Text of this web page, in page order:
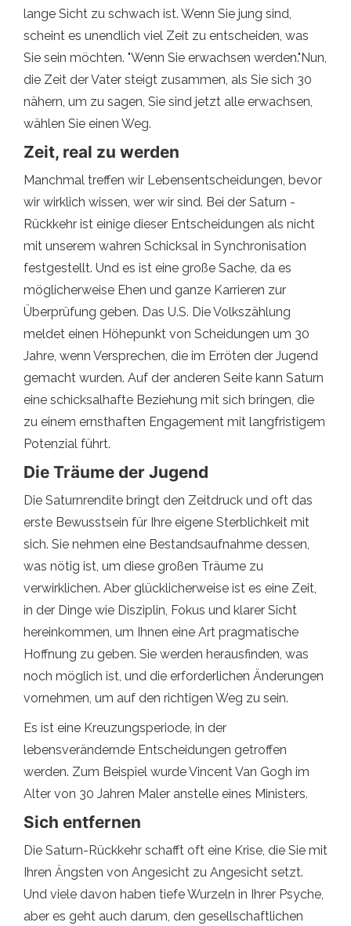
lange Sicht zu schwach ist. Wenn Sie jung sind,
scheint es unendlich viel Zeit zu entscheiden, was
Sie sein möchten. "Wenn Sie erwachsen werden."Nun,
die Zeit der Vater steigt zusammen, als Sie sich 30
nähern, um zu sagen, Sie sind jetzt alle erwachsen,
wählen Sie einen Weg.
Zeit, real zu werden
Manchmal treffen wir Lebensentscheidungen, bevor
wir wirklich wissen, wer wir sind. Bei der Saturn -
Rückkehr ist einige dieser Entscheidungen als nicht
mit unserem wahren Schicksal in Synchronisation
festgestellt. Und es ist eine große Sache, da es
möglicherweise Ehen und ganze Karrieren zur
Überprüfung geben. Das U.S. Die Volkszählung
meldet einen Höhepunkt von Scheidungen um 30
Jahre, wenn Versprechen, die im Erröten der Jugend
gemacht wurden. Auf der anderen Seite kann Saturn
eine schicksalhafte Beziehung mit sich bringen, die
zu einem ernsthaften Engagement mit langfristigem
Potenzial führt.
Die Träume der Jugend
Die Saturnrendite bringt den Zeitdruck und oft das
erste Bewusstsein für Ihre eigene Sterblichkeit mit
sich. Sie nehmen eine Bestandsaufnahme dessen,
was nötig ist, um diese großen Träume zu
verwirklichen. Aber glücklicherweise ist es eine Zeit,
in der Dinge wie Disziplin, Fokus und klarer Sicht
hereinkommen, um Ihnen eine Art pragmatische
Hoffnung zu geben. Sie werden herausfinden, was
noch möglich ist, und die erforderlichen Änderungen
vornehmen, um auf den richtigen Weg zu sein.
Es ist eine Kreuzungsperiode, in der
lebensverändernde Entscheidungen getroffen
werden. Zum Beispiel wurde Vincent Van Gogh im
Alter von 30 Jahren Maler anstelle eines Ministers.
Sich entfernen
Die Saturn-Rückkehr schafft oft eine Krise, die Sie mit
Ihren Ängsten von Angesicht zu Angesicht setzt.
Und viele davon haben tiefe Wurzeln in Ihrer Psyche,
aber es geht auch darum, den gesellschaftlichen